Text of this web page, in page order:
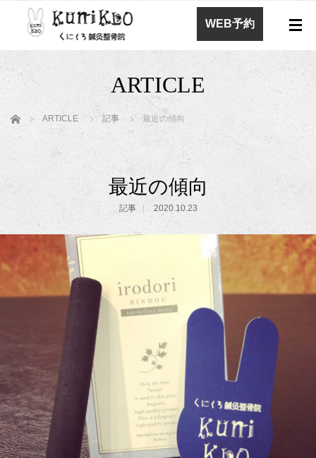
WEB予約
ARTICLE
ホーム ARTICLE 記事 最近の傾向
最近の傾向
記事 2020.10.23